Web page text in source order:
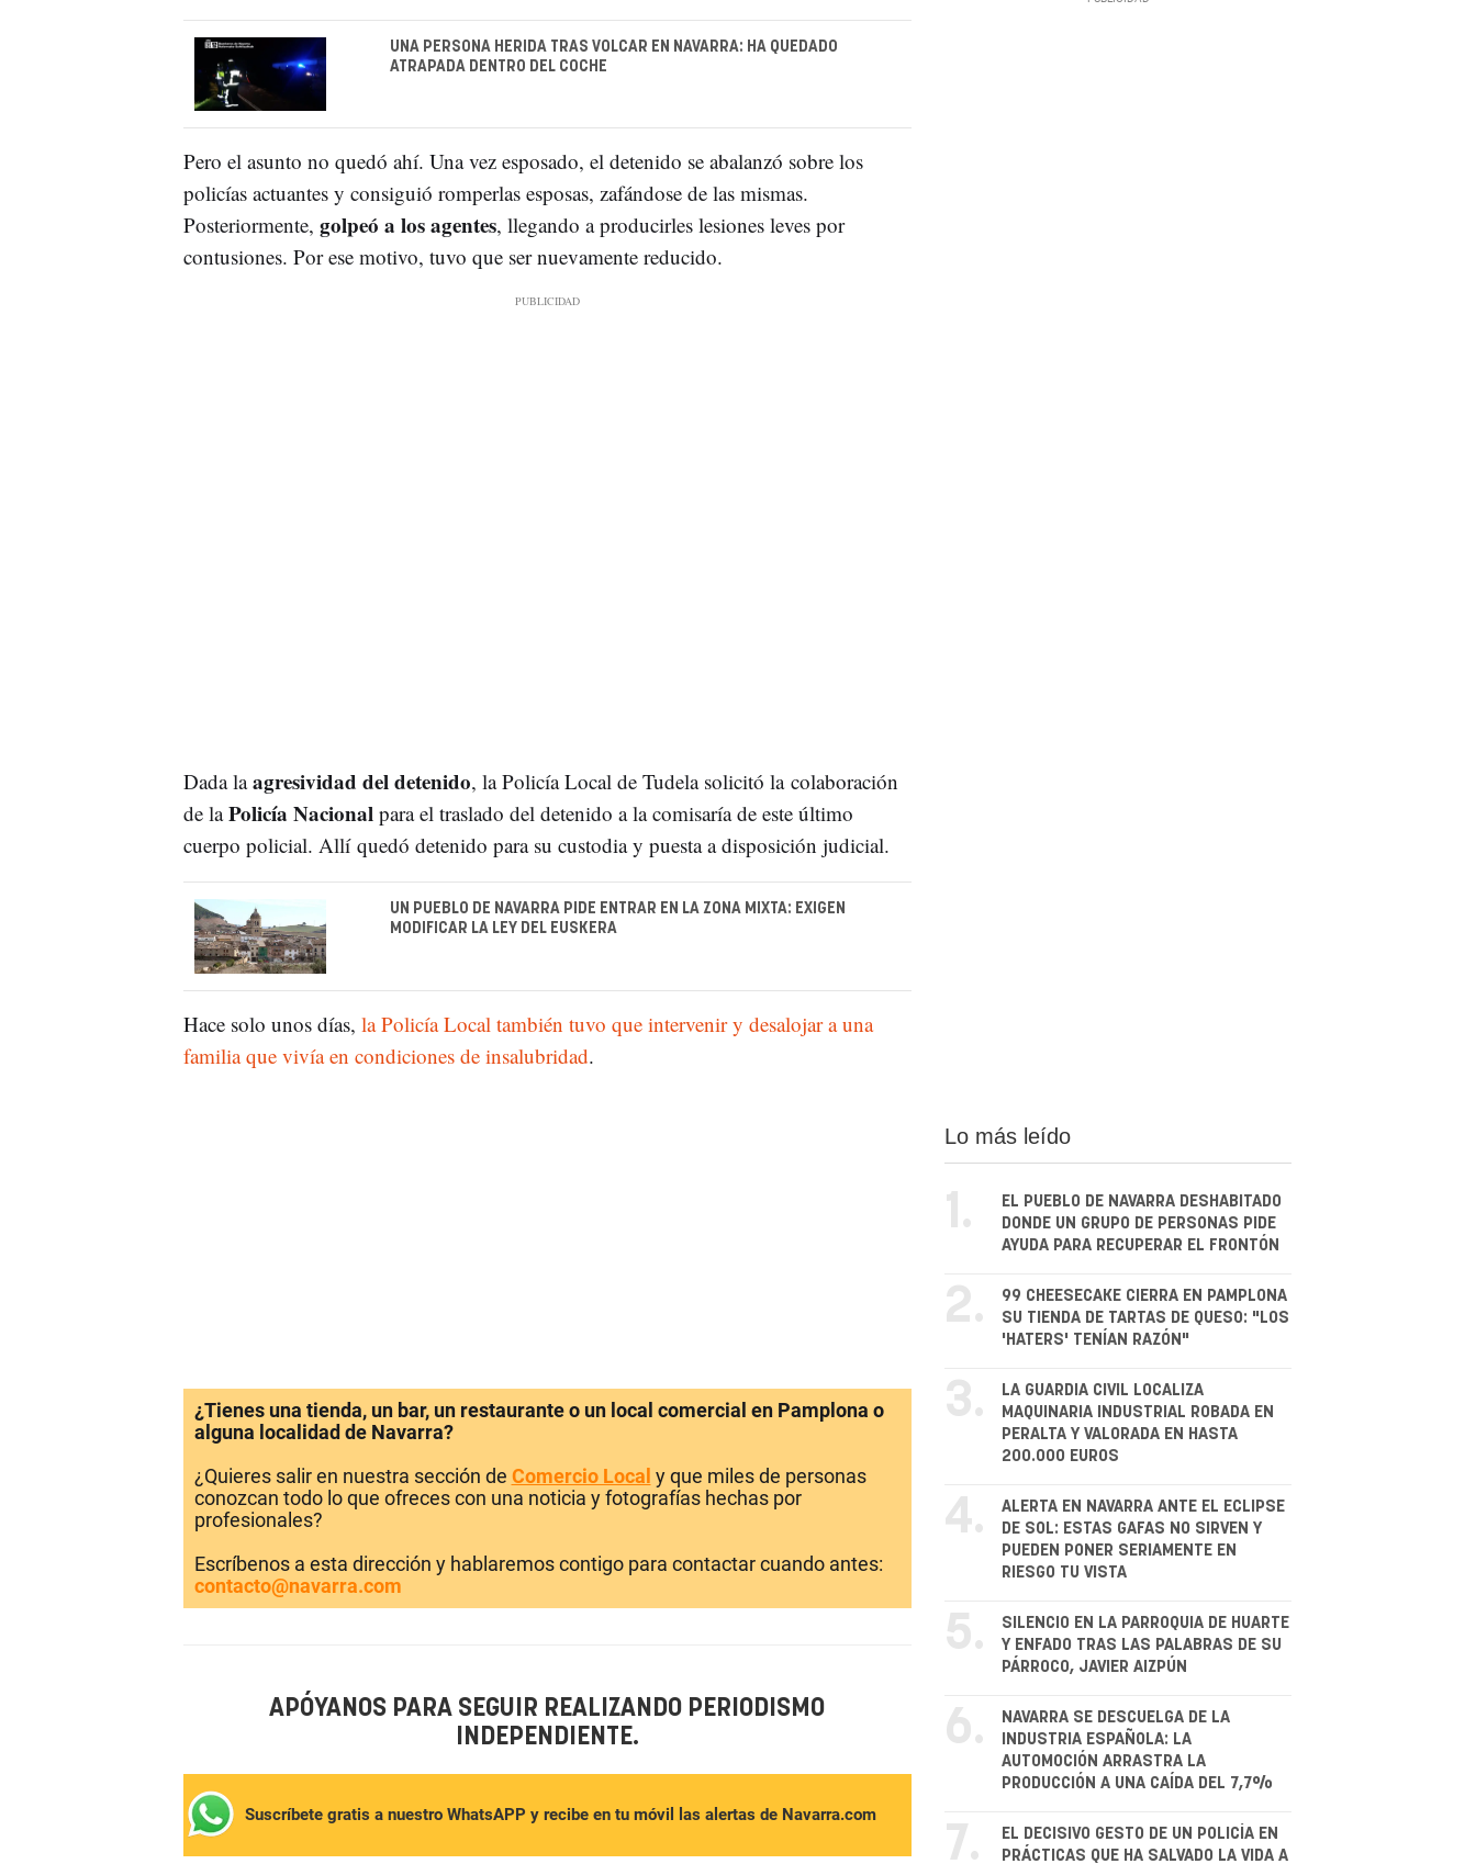
UNA PERSONA HERIDA TRAS VOLCAR EN NAVARRA: HA QUEDADO
ATRAPADA DENTRO DEL COCHE
Pero el asunto no quedó ahí. Una vez esposado, el detenido se abalanzó sobre los
policías actuantes y consiguió romperlas esposas, zafándose de las mismas.
Posteriormente, golpeó a los agentes, llegando a producirles lesiones leves por
contusiones. Por ese motivo, tuvo que ser nuevamente reducido.
Dada laagresividad del detenido, la Policía Local de Tudela solicitó la colaboración
de laPolicía Nacional para el traslado del detenido a la comisaría de este último
cuerpo policial. Allí quedó detenido para su custodia y puesta a disposición judicial.
UN PUEBLO DE NAVARRA PIDE ENTRAR EN LA ZONA MIXTA: EXIGEN
MODIFICAR LA LEY DEL EUSKERA
Hace solo unos días, la Policía Local también tuvo que intervenir y desalojar a una
familia que vivía en condiciones de insalubridad.
¿Tienes una tienda, un bar, un restaurante o un local comercial en Pamplona o
alguna localidad de Navarra?
¿Quieres salir en nuestra sección de Comercio Local y que miles de personas
conozcan todo lo que ofreces con una noticia y fotografías hechas por
profesionales?
Escríbenos a esta dirección y hablaremos contigo para contactar cuando antes:
contacto@navarra.com
APÓYANOS PARA SEGUIR REALIZANDO PERIODISMO
INDEPENDIENTE.
Suscríbete gratis a nuestro WhatsAPP y recibe en tu móvil las alertas de Navarra.com
Lo más leído
1.
EL PUEBLO DE NAVARRA DESHABITADO
DONDE UN GRUPO DE PERSONAS PIDE
AYUDA PARA RECUPERAR EL FRONTÓN
2.
99 CHEESECAKE CIERRA EN PAMPLONA
SU TIENDA DE TARTAS DE QUESO: "LOS
'HATERS' TENÍAN RAZÓN"
3.
LA GUARDIA CIVIL LOCALIZA
MAQUINARIA INDUSTRIAL ROBADA EN
PERALTA Y VALORADA EN HASTA
200.000 EUROS
4.
ALERTA EN NAVARRA ANTE EL ECLIPSE
DE SOL: ESTAS GAFAS NO SIRVEN Y
PUEDEN PONER SERIAMENTE EN
RIESGO TU VISTA
5.
SILENCIO EN LA PARROQUIA DE HUARTE
Y ENFADO TRAS LAS PALABRAS DE SU
PÁRROCO, JAVIER AIZPÚN
6.
NAVARRA SE DESCUELGA DE LA
INDUSTRIA ESPAÑOLA: LA
AUTOMOCIÓN ARRASTRA LA
PRODUCCIÓN A UNA CAÍDA DEL 7,7%
7.
EL DECISIVO GESTO DE UN POLICÍA EN
PRÁCTICAS QUE HA SALVADO LA VIDA A